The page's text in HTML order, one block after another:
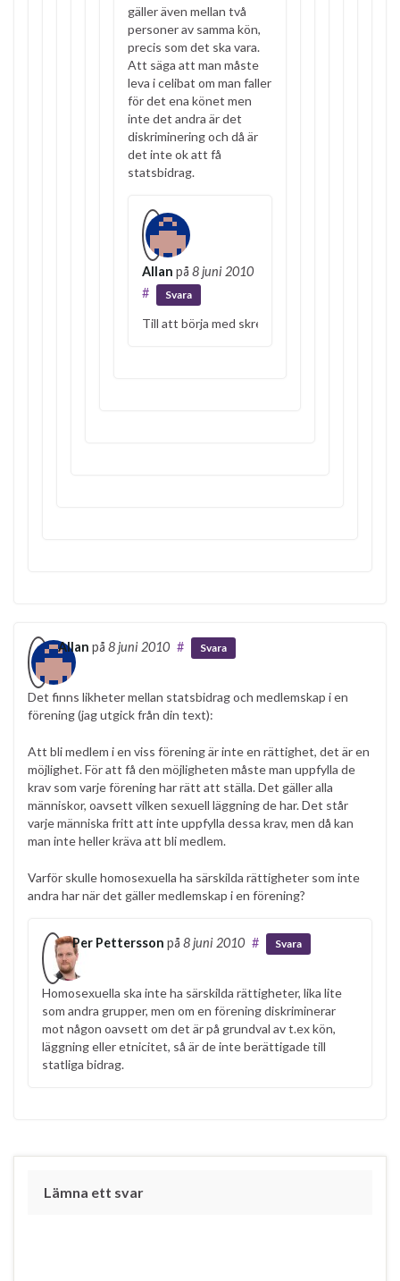
gäller även mellan två
personer av samma kön,
precis som det ska vara.
Att säga att man måste
leva i celibat om man faller
för det ena könet men
inte det andra är det
diskriminering och då är
det inte ok att få
statsbidrag.
Allan på 8 juni 2010
#
Svara
Till att börja med skrev jag äktenskap mellan
Allan på 8 juni 2010 # Svara
Det finns likheter mellan statsbidrag och medlemskap i en
förening (jag utgick från din text):
Att bli medlem i en viss förening är inte en rättighet, det är en
möjlighet. För att få den möjligheten måste man uppfylla de
krav som varje förening har rätt att ställa. Det gäller alla
människor, oavsett vilken sexuell läggning de har. Det står
varje människa fritt att inte uppfylla dessa krav, men då kan
man inte heller kräva att bli medlem.
Varför skulle homosexuella ha särskilda rättigheter som inte
andra har när det gäller medlemskap i en förening?
Per Pettersson på 8 juni 2010 # Svara
Homosexuella ska inte ha särskilda rättigheter, lika lite
som andra grupper, men om en förening diskriminerar
mot någon oavsett om det är på grundval av t.ex kön,
läggning eller etnicitet, så är de inte berättigade till
statliga bidrag.
Lämna ett svar